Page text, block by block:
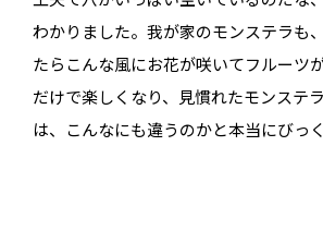
わかりました。我が家のモンステラも
たらこんな風にお花が咲いてフルーツ
だけで楽しくなり、見慣れたモンステ
は、こんなにも違うのかと本当にびっ